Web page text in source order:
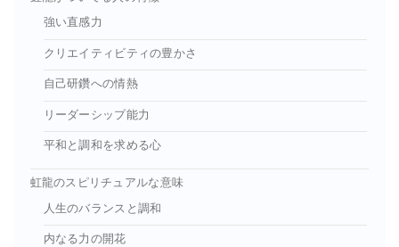
強い直感力
クリエイティビティの豊かさ
自己研鑽への情熱
リーダーシップ能力
平和と調和を求める心
虹龍のスピリチュアルな意味
人生のバランスと調和
内なる力の開花